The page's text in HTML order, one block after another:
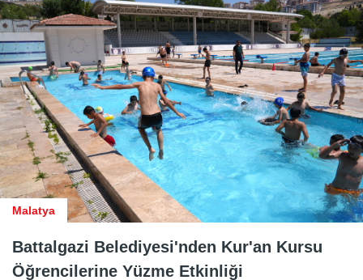
Malatya
Battalgazi Belediyesi'nden Kur'an Kursu
Öğrencilerine Yüzme Etkinliği